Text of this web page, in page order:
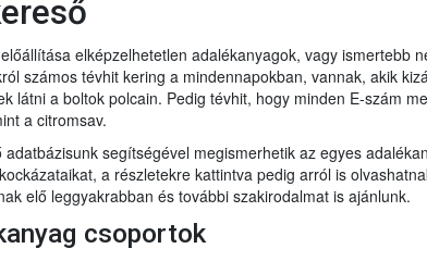
elképzelhetetlen adalékanyagok, vagy ismertebb
számos tévhit kering a mindennapokban, vannak, akik
látni a boltok polcain. Pedig tévhit, hogy minden E-szám
a citromsav.
segítségével megismerhetik az egyes
a részletekre kattintva pedig arról is
elő leggyakrabban és további szakirodalmat is ajánlunk.
csoportok